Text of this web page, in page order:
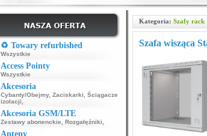
♻️ Towary refurbished
Wszystkie
Access Pointy
Wszystkie
Akcesoria
Cybanty/Obejmy, Zaciskarki
Ściągacze
izolacji
Akcesoria GSM/LTE
Zestawy abonenckie Rozgałęźniki
Anteny
Kategoria: Szafy rack
Szafa wisząca